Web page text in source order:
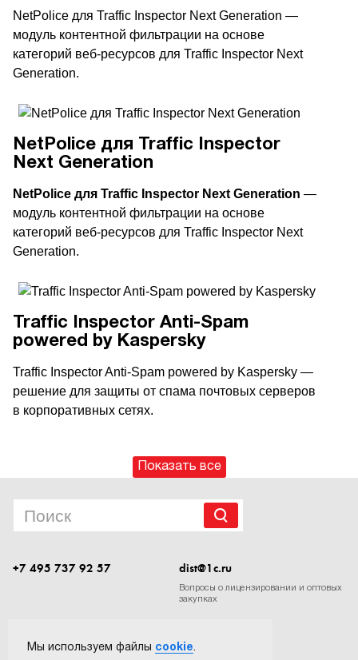
NetPolice для Traffic Inspector Next Generation —
модуль контентной фильтрации на основе
категорий веб-ресурсов для Traffic Inspector Next
Generation.
NetPolice для Traffic Inspector
Next Generation
NetPolice для Traffic Inspector Next Generation —
модуль контентной фильтрации на основе
категорий веб-ресурсов для Traffic Inspector Next
Generation.
Traffic Inspector Anti-Spam
powered by Kaspersky
Traffic Inspector Anti-Spam powered by Kaspersky —
решение для защиты от спама почтовых серверов
в корпоративных сетях.
Показать все
+7 495 737 92 57 dist@1c.ru
Вопросы о лицензировании и оптовых
закупках
Мы используем файлы cookie.